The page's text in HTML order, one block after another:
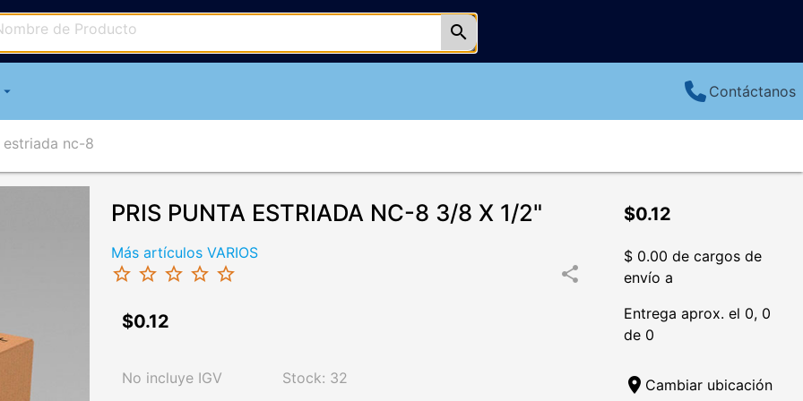
search
arrow_drop_down Contáctanos
nc-8
PRIS PUNTA ESTRIADA NC-8 3/8 X 1/2"
Más artículos VARIOS
star_border star_border star_border star_border star_border share
$0.12
No incluye IGV Stock: 32
$0.12
$ 0.00 de cargos de
envío a
Entrega aprox. el 0, 0
de 0
location_on Cambiar ubicación